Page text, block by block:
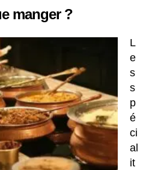
manger ?
L
e
s
s
p
é
ci
al
it